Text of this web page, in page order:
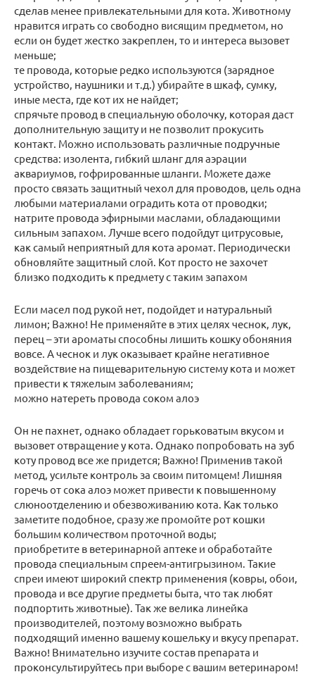
сделав менее привлекательными для кота. Животному
нравится играть со свободно висящим предметом, но
если он будет жестко закреплен, то и интереса вызовет
меньше;
те провода, которые редко используются (зарядное
устройство, наушники и т.д.) убирайте в шкаф, сумку,
иные места, где кот их не найдет;
спрячьте провод в специальную оболочку, которая даст
дополнительную защиту и не позволит прокусить
контакт. Можно использовать различные подручные
средства: изолента, гибкий шланг для аэрации
аквариумов, гофрированные шланги. Можете даже
просто связать защитный чехол для проводов, цель одна
любыми материалами оградить кота от проводки;
натрите провода эфирными маслами, обладающими
сильным запахом. Лучше всего подойдут цитрусовые,
как самый неприятный для кота аромат. Периодически
обновляйте защитный слой. Кот просто не захочет
близко подходить к предмету с таким запахом
Если масел под рукой нет, подойдет и натуральный
лимон; Важно! Не применяйте в этих целях чеснок, лук,
перец – эти ароматы способны лишить кошку обоняния
вовсе. А чеснок и лук оказывает крайне негативное
воздействие на пищеварительную систему кота и может
привести к тяжелым заболеваниям;
можно натереть провода соком алоэ
Он не пахнет, однако обладает горьковатым вкусом и
вызовет отвращение у кота. Однако попробовать на зуб
коту провод все же придется; Важно! Применив такой
метод, усильте контроль за своим питомцем! Лишняя
горечь от сока алоэ может привести к повышенному
слюноотделению и обезвоживанию кота. Как только
заметите подобное, сразу же промойте рот кошки
большим количеством проточной воды;
приобретите в ветеринарной аптеке и обработайте
провода специальным спреем-антигрызином. Такие
спреи имеют широкий спектр применения (ковры, обои,
провода и все другие предметы быта, что так любят
подпортить животные). Так же велика линейка
производителей, поэтому возможно выбрать
подходящий именно вашему кошельку и вкусу препарат.
Важно! Внимательно изучите состав препарата и
проконсультируйтесь при выборе с вашим ветеринаром!